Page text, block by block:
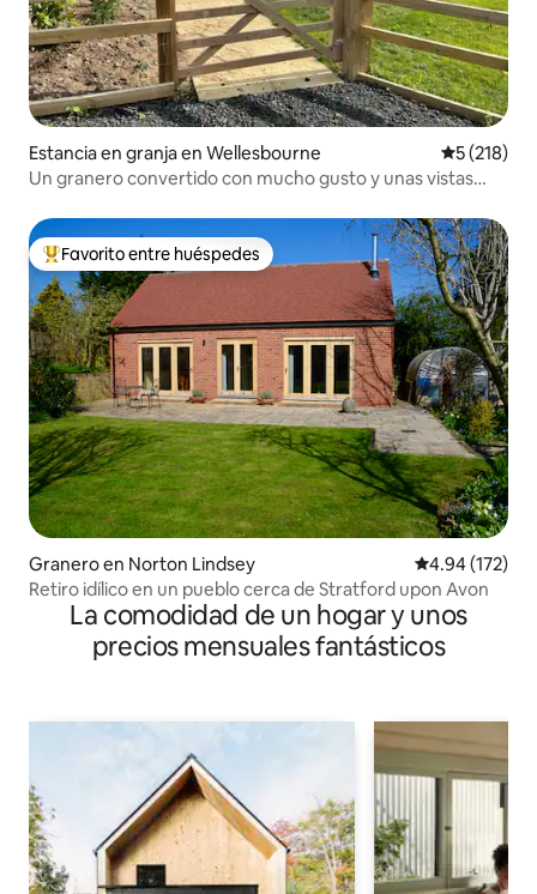
Estancia en granja en Wellesbourne
5 (218)
Un granero convertido con mucho gusto y unas vistas
De los mejores en Favorito entre huéspedes
Favorito entre huéspedes
Granero en Norton Lindsey Calificación
4.94 (172)
Retiro idílico en un pueblo cerca de Stratford upon Avon
La comodidad de un hogar y unos
precios mensuales fantásticos